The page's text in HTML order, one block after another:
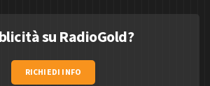
su RadioGold?
RICHIEDI INFO